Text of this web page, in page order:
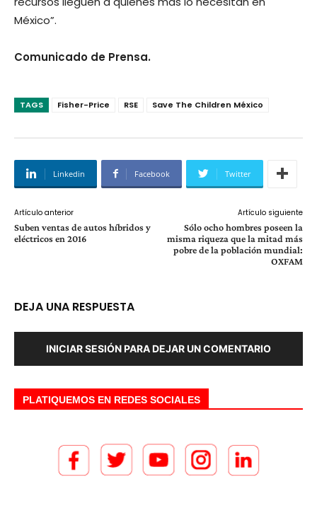
México”.
Comunicado de Prensa.
TAGS Fisher-Price RSE Save The Children México
Linkedin Facebook Twitter
Artículo anterior
Suben ventas de autos híbridos y
eléctricos en 2016
Artículo siguiente
Sólo ocho hombres poseen la
misma riqueza que la mitad más
pobre de la población mundial:
OXFAM
DEJA UNA RESPUESTA
INICIAR SESIÓN PARA DEJAR UN COMENTARIO
PLATIQUEMOS EN REDES SOCIALES